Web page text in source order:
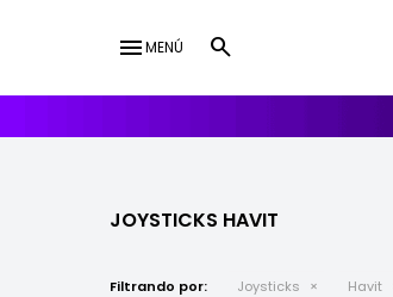
menuMENÚ
JOYSTICKS HAVIT
Filtrando por: Joysticks Havit